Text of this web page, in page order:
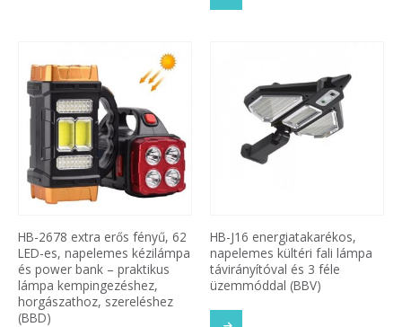
HB-2678 extra erős fényű, 62
LED-es, napelemes kézilámpa
és power bank – praktikus
lámpa kempingezéshez,
horgászathoz, szereléshez
(BBD)
HB-J16 energiatakarékos,
napelemes kültéri fali lámpa
távirányítóval és 3 féle
üzemmóddal (BBV)